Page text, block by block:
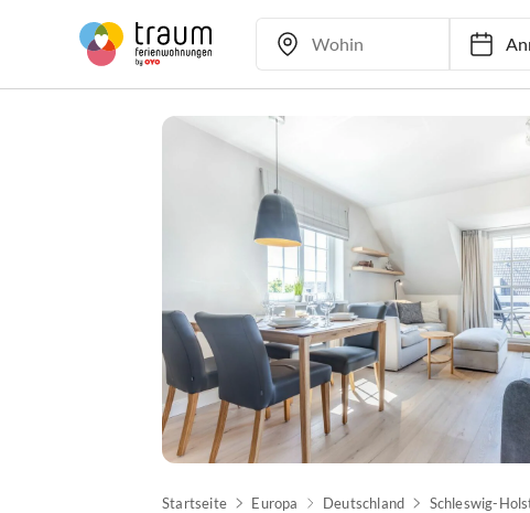
Startseite Europa Deutschland Schleswig-